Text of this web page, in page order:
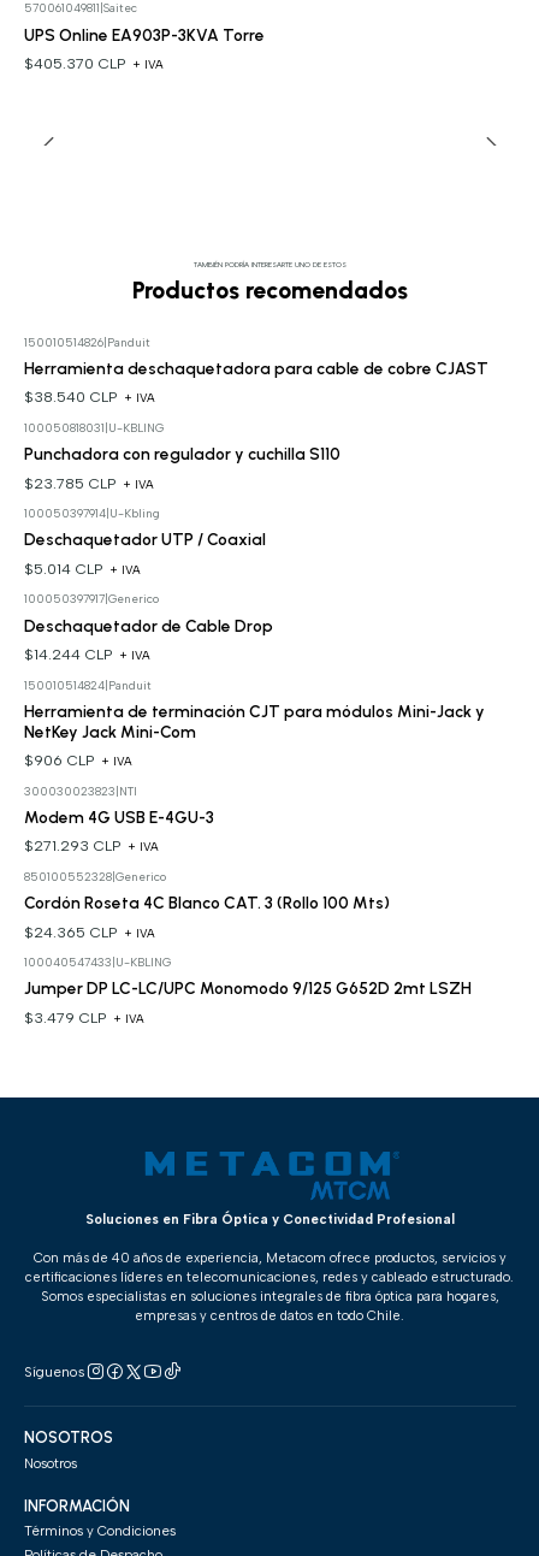
570061049811 Saitec
UPS Online EA903P-3KVA Torre
$405.370 CLP + IVA
TAMBIÉN PODRÍA INTERESARTE UNO DE ESTOS
Productos recomendados
150010514826| Panduit
Herramienta deschaquetadora para cable de cobre CJAST
$38.540 CLP + IVA
100050818031 U-KBLING
Punchadora con regulador y cuchilla S110
$23.785 CLP + IVA
100050397914| U-Kbling
Deschaquetador UTP / Coaxial
$5.014 CLP + IVA
100050397917| Generico
Deschaquetador de Cable Drop
$14.244 CLP + IVA
150010514824| Panduit
Herramienta de terminación CJT para módulos Mini-Jack y
NetKey Jack Mini-Com
$906 CLP + IVA
300030023823 NTI
Modem 4G USB E-4GU-3
$271.293 CLP + IVA
850100552328| Generico
Cordón Roseta 4C Blanco CAT. 3 (Rollo 100 Mts)
$24.365 CLP + IVA
100040547433 U-KBLING
Jumper DP LC-LC/UPC Monomodo 9/125 G652D 2mt LSZH
$3.479 CLP + IVA
Soluciones en Fibra Óptica y Conectividad Profesional
Con más de 40 años de experiencia, Metacom ofrece productos, servicios y
certificaciones líderes en telecomunicaciones, redes y cableado estructurado.
Somos especialistas en soluciones integrales de fibra óptica para hogares,
empresas y centros de datos en todo Chile.
Síguenos
NOSOTROS
Nosotros
INFORMACIÓN
Términos y Condiciones